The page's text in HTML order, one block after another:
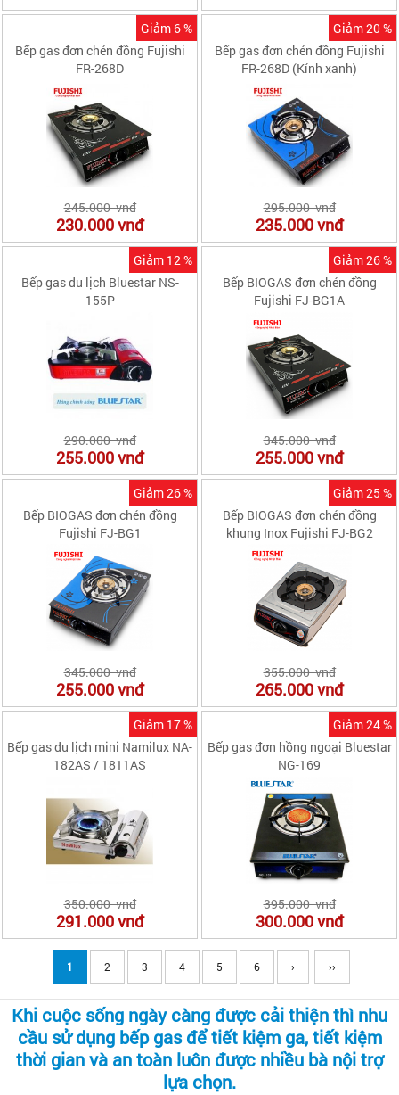
Bếp gas đơn chén đồng Fujishi
FR-268D
245.000 vnđ
230.000vnđ
Giảm 6 %
Bếp gas đơn chén đồng Fujishi
FR-268D (Kính xanh)
295.000 vnđ
235.000vnđ
Giảm 20 %
Bếp gas du lịch Bluestar NS-
155P
290.000 vnđ
255.000vnđ
Giảm 12 %
Bếp BIOGAS đơn chén đồng
Fujishi FJ-BG1A
345.000 vnđ
255.000vnđ
Giảm 26 %
Bếp BIOGAS đơn chén đồng
Fujishi FJ-BG1
345.000 vnđ
255.000vnđ
Giảm 26 %
Bếp BIOGAS đơn chén đồng
khung Inox Fujishi FJ-BG2
355.000 vnđ
265.000vnđ
Giảm 25 %
Bếp gas du lịch mini Namilux NA-
182AS / 1811AS
350.000 vnđ
291.000vnđ
Giảm 17 %
Bếp gas đơn hồng ngoại Bluestar
NG-169
395.000 vnđ
300.000vnđ
Giảm 24 %
1 2 3 4 5 6 › ››
Khi cuộc sống ngày càng được cải thiện thì nhu
cầu sử dụng bếp gas để tiết kiệm ga, tiết kiệm
thời gian và an toàn luôn được nhiều bà nội trợ
lựa chọn.